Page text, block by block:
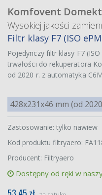
Komfovent Domekt
Wysokiej jakości
Filtr klasy F7 (ISO
Pojedynczy filtr klasy F7
trwałości do rekuperatora
od 2020 r. z automatyka
428x231x46 mm (od
Zastosowanie: tylko nawiew
Kod produktu filtryaero:
Producent: Filtryaero
Dostępny od ręki w